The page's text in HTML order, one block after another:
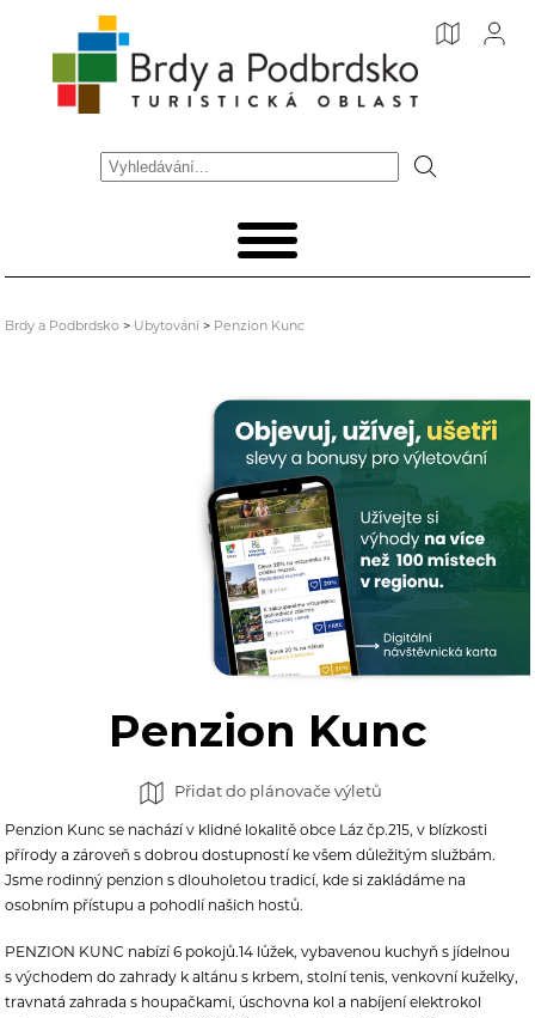
Brdy a Podbrdsko > Ubytování > Penzion Kunc
Penzion Kunc
Přidat do plánovače výletů
Penzion Kunc se nachází v klidné lokalitě obce Láz čp.215, v blízkosti
přírody a zároveň s dobrou dostupností ke všem důležitým službám.
Jsme rodinný penzion s dlouholetou tradicí, kde si zakládáme na
osobním přístupu a pohodlí našich hostů.
PENZION KUNC nabízí 6 pokojů.14 lůžek, vybavenou kuchyň s jídelnou
s východem do zahrady k altánu s krbem, stolní tenis, venkovní kuželky,
travnatá zahrada s houpačkami, úschovna kol a nabíjení elektrokol